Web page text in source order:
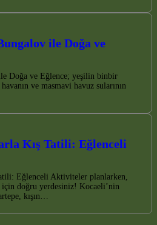
ile Doğa ve
Doğa ve Eğlence; yeşilin binbir
ve masmavi havuz sularının
Kış Tatili: Eğlenceli
Eğlenceli Aktiviteler planlarken,
doğru yerdesiniz! Kocaeli’nin
kışın…